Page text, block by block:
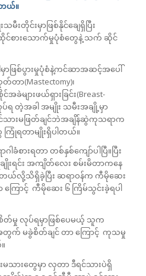
ယ်။
းတိုင်းမှာဖြစ်နိုင်ချေရှိပြီး
င်စားသောက်မှုပုံစံတွေနဲ့ သက် ဆိုင်
ာဖြစ်ပွားမှုပုံစံနဲ့ကင်ဆာအဆင့်အပေါ်
ာ(Mastectomy)၊
ျားဖယ်ရှားခြင်း(Breast-
ပ်ရ တဲ့အခါ အမျိုး သမီးအချို့မှာ
င်သားမဖြတ်ချင်ဘဲအချိန်ဆွဲကုသရာက
ြုံရတာမျိုးရှိပါတယ်။
ခံစားရတာ တစ်နှစ်ကျော်ပါပြီ။ပြီး
းရင်း အကျိတ်လေး စမ်းမိတာကနေ
ယ်လို့သိရှိခဲ့ပြီး ဆရာဝန်က ကီမိုဆေး
ြောင့် ကီမိုဆေး ၆ ကြိမ်သွင်းခဲ့ရပါ
တ်မှု လုပ်ရမှာဖြစ်ပေမယ့် သူက
တွက် မခွဲစိတ်ချင် တာ ကြောင့် ကုသမှု
သားတွေမှာ လှတာ ဒီရင်သားပဲရှိ